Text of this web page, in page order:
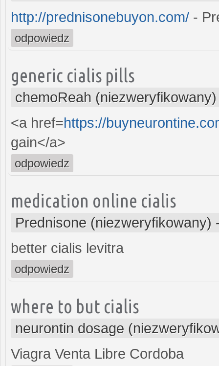
http://prednisonebuyon.com/ -
odpowiedz
generic cialis pills
chemoReah (niezweryfikowany)
<a href=https://
gain</a>
odpowiedz
medication online cialis
Prednisone (niezweryfikowany)
better cialis levitra
odpowiedz
where to but cialis
neurontin dosage
Viagra Venta Libre Cordoba